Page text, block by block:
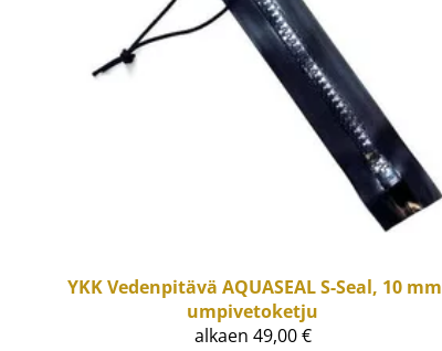
YKKVedenpitävä AQUASEAL S-Seal, 10 mm
umpivetoketju
alkaen 49,00 €